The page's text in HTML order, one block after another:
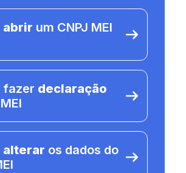
abrir um CNPJ MEI
fazer declaração
MEI
alterar os dados do